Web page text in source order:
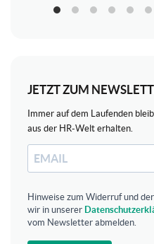
JETZT ZUM
Immer auf dem Laufenden
aus der HR-Welt erhalten.
Hinweise zum Widerruf und
wir in unserer
vom Newsletter abmelden.